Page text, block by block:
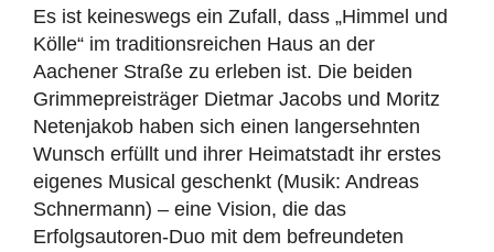
Es ist keineswegs ein Zufall, dass „Himmel und
Kölle“ im traditionsreichen Haus an der
Aachener Straße zu erleben ist. Die beiden
Grimmepreisträger Dietmar Jacobs und Moritz
Netenjakob haben sich einen langersehnten
Wunsch erfüllt und ihrer Heimatstadt ihr erstes
eigenes Musical geschenkt (Musik: Andreas
Schnermann) – eine Vision, die das
Erfolgsautoren-Duo mit dem befreundeten